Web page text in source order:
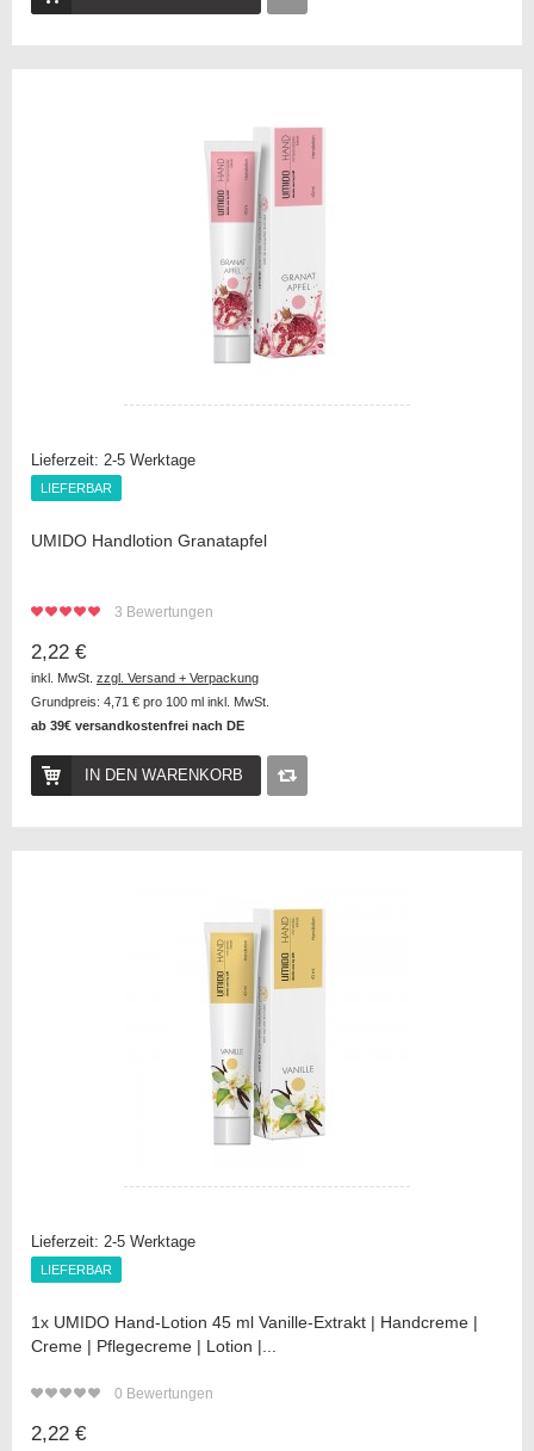
Lieferzeit: 2-5 Werktage
UMIDO Handlotion Granatapfel
3 Bewertungen
LIEFERBAR
2,22 €
inkl. MwSt. zzgl. Versand + Verpackung
Grundpreis: 4,71 € pro 100 ml inkl. MwSt.
ab 39€ versandkostenfrei nach DE
LIEFERBAR
IN DEN WARENKORB
Lieferzeit: 2-5 Werktage
1x UMIDO Hand-Lotion 45 ml Vanille-Extrakt | Handcreme |
Creme | Pflegecreme | Lotion |...
0 Bewertungen
LIEFERBAR
2,22 €
LIEFERBAR